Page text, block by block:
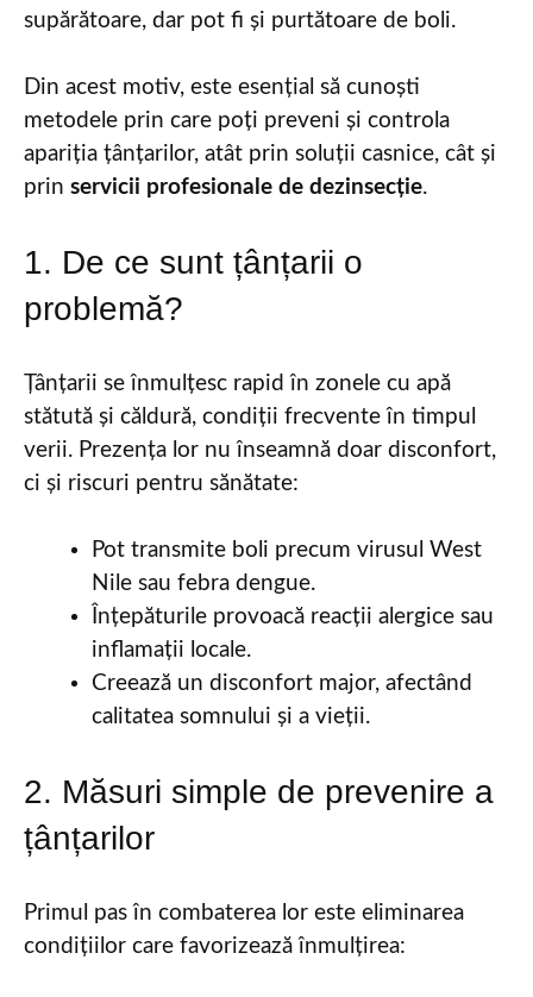
supărătoare, dar pot fi și purtătoare de boli.
Din acest motiv, este esențial să cunoști
metodele prin care poți preveni și controla
apariția țânțarilor, atât prin soluții casnice, cât și
prin servicii profesionale de dezinsecție.
1. De ce sunt țânțarii o
problemă?
Țânțarii se înmulțesc rapid în zonele cu apă
stătută și căldură, condiții frecvente în timpul
verii. Prezența lor nu înseamnă doar disconfort,
ci și riscuri pentru sănătate:
Pot transmite boli precum virusul West
Nile sau febra dengue.
Înțepăturile provoacă reacții alergice sau
inflamații locale.
Creează un disconfort major, afectând
calitatea somnului și a vieții.
2. Măsuri simple de prevenire a
țânțarilor
Primul pas în combaterea lor este eliminarea
condițiilor care favorizează înmulțirea: